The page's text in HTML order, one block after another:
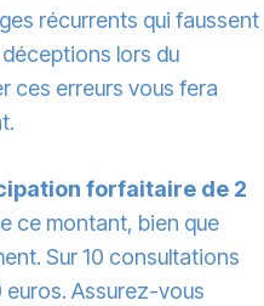
récurrents qui faussent
lors du
ces erreurs vous fera
forfaitaire de 2
ce montant, bien que
Sur 10 consultations
euros. Assurez-vous